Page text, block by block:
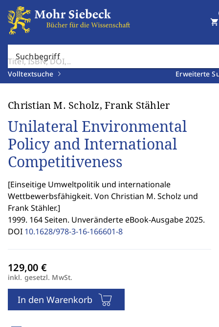
Suchbegriff
Volltextsuche Erweiterte
shopping_cart
Christian M. Scholz, Frank Stähler
Unilateral Environmental
Policy and International
Competitiveness
[Einseitige Umweltpolitik und internationale
Wettbewerbsfähigkeit. Von Christian M. Scholz und
Frank Stähler.]
1999. 164 Seiten. Unveränderte eBook-Ausgabe 2025.
DOI 10.1628/978-3-16-166601-8
inkl. gesetzl. MwSt.
In den Warenkorb